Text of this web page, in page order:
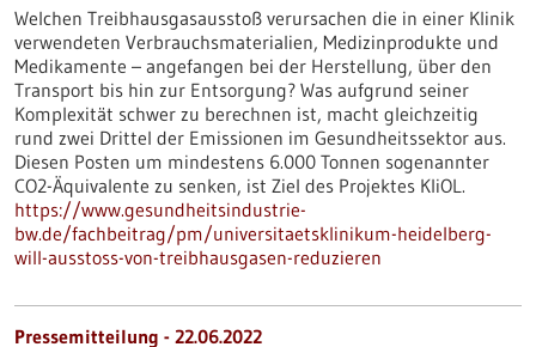
Welchen Treibhausgasausstoß verursachen die in einer Klinik
verwendeten Verbrauchsmaterialien, Medizinprodukte und
Medikamente – angefangen bei der Herstellung, über den
Transport bis hin zur Entsorgung? Was aufgrund seiner
Komplexität schwer zu berechnen ist, macht gleichzeitig
rund zwei Drittel der Emissionen im Gesundheitssektor aus.
Diesen Posten um mindestens 6.000 Tonnen sogenannter
CO2-Äquivalente zu senken, ist Ziel des Projektes KliOL.
https://www.gesundheitsindustrie-
bw.de/fachbeitrag/pm/universitaetsklinikum-heidelberg-
will-ausstoss-von-treibhausgasen-reduzieren
Pressemitteilung - 22.06.2022